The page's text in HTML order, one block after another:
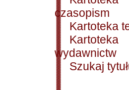
czasopism
Kartoteka
Kartoteka
wydawnictw
Szukaj